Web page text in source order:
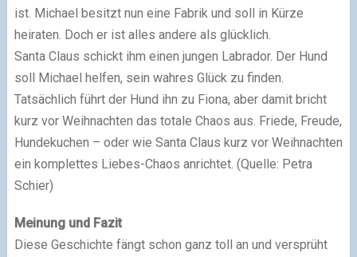
ist. Michael besitzt nun eine Fabrik und soll in Kürze
heiraten. Doch er ist alles andere als glücklich.
Santa Claus schickt ihm einen jungen Labrador. Der Hund
soll Michael helfen, sein wahres Glück zu finden.
Tatsächlich führt der Hund ihn zu Fiona, aber damit bricht
kurz vor Weihnachten das totale Chaos aus. Friede, Freude,
Hundekuchen – oder wie Santa Claus kurz vor Weihnachten
ein komplettes Liebes-Chaos anrichtet. (Quelle: Petra
Schier)
Meinung und Fazit
Diese Geschichte fängt schon ganz toll an und versprüht